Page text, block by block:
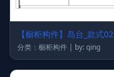
【橱柜构件】岛台_款式02
分类：橱柜构件 | by: qing